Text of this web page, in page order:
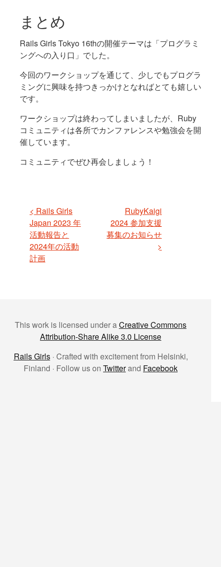
まとめ
Rails Girls Tokyo 16thの開催テーマは「プログラミ
ングへの入り口」でした。
今回のワークショップを通じて、少しでもプログラ
ミングに興味を持つきっかけとなればとても嬉しい
です。
ワークショップは終わってしまいましたが、Ruby
コミュニティは各所でカンファレンスや勉強会を開
催しています。
コミュニティでぜひ再会しましょう！
< Rails Girls
Japan 2023 年
活動報告と
2024年の活動
計画
RubyKaigi
2024 参加支援
募集のお知らせ
>
This work is licensed under aCreative Commons
Attribution-Share Alike 3.0 License
Rails Girls· Crafted with excitement from Helsinki,
Finland · Follow us on Twitterand Facebook